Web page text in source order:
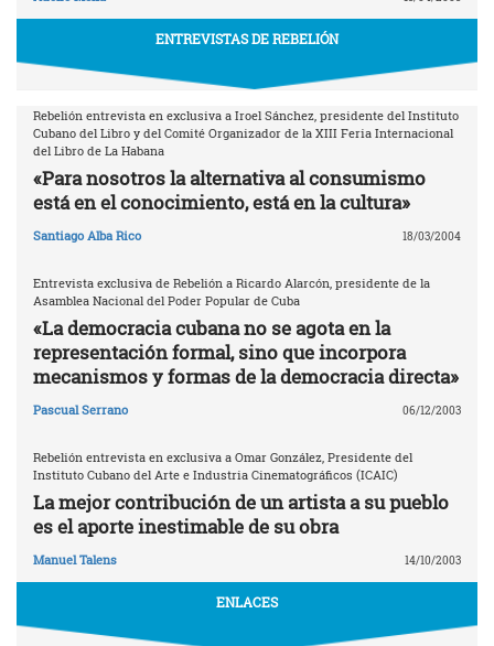
ENTREVISTAS DE REBELIÓN
Rebelión entrevista en exclusiva a Iroel Sánchez, presidente del Instituto
Cubano del Libro y del Comité Organizador de la XIII Feria Internacional
del Libro de La Habana
«Para nosotros la alternativa al consumismo
está en el conocimiento, está en la cultura»
Santiago Alba Rico 18/03/2004
Entrevista exclusiva de Rebelión a Ricardo Alarcón, presidente de la
Asamblea Nacional del Poder Popular de Cuba
«La democracia cubana no se agota en la
representación formal, sino que incorpora
mecanismos y formas de la democracia directa»
Pascual Serrano 06/12/2003
Rebelión entrevista en exclusiva a Omar González, Presidente del
Instituto Cubano del Arte e Industria Cinematográficos (ICAIC)
La mejor contribución de un artista a su pueblo
es el aporte inestimable de su obra
Manuel Talens 14/10/2003
ENLACES